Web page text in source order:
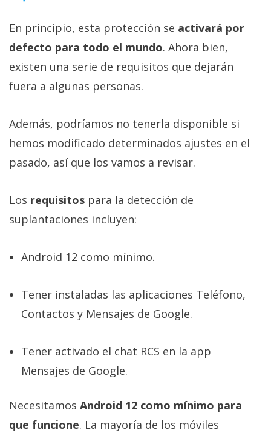
En principio, esta protección se activará por
defecto para todo el mundo. Ahora bien,
existen una serie de requisitos que dejarán
fuera a algunas personas.
Además, podríamos no tenerla disponible si
hemos modificado determinados ajustes en el
pasado, así que los vamos a revisar.
Los requisitos para la detección de
suplantaciones incluyen:
Android 12 como mínimo.
Tener instaladas las aplicaciones Teléfono,
Contactos y Mensajes de Google.
Tener activado el chat RCS en la app
Mensajes de Google.
Necesitamos Android 12 como mínimo para
que funcione. La mayoría de los móviles